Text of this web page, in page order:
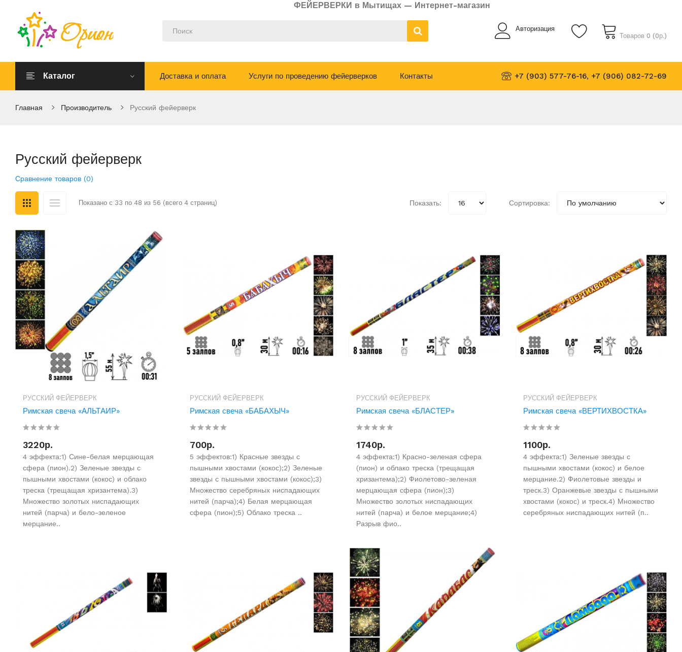
ФЕЙЕРВЕРКИ в Мытищах — Интернет-магазин
Авторизация
Товаров 0 (0р.)
Каталог Доставка и оплата Услуги по проведению фейерверков Контакты +7 (903) 577-76-16, +7 (906) 082-72-69
Главная Производитель Русский фейерверк
Русский фейерверк
Сравнение товаров (0)
Показано с 33 по 48 из 56 (всего 4 страниц) Сортировка:
Показать:
РУССКИЙ ФЕЙЕРВЕРК
Римская свеча «АЛЬТАИР»
3220р.
4 эффекта:1) Сине-белая мерцающая
сфера (пион).2) Зеленые звезды с
пышными хвостами (кокос) и облако
треска (трещащая хризантема).3)
Множество золотых ниспадающих
нитей (парча) и бело-зеленое
мерцание..
РУССКИЙ ФЕЙЕРВЕРК
Римская свеча «БАБАХЫЧ»
700р.
5 эффектов:1) Красные звезды с
пышными хвостами (кокос);2) Зеленые
звезды с пышными хвостами (кокос);3)
Множество серебряных ниспадающих
нитей (парча);4) Белая мерцающая
сфера (пион);5) Облако треска ..
РУССКИЙ ФЕЙЕРВЕРК
Римская свеча «БЛАСТЕР»
1740р.
4 эффекта:1) Красно-зеленая сфера
(пион) и облако треска (трещащая
хризантема);2) Фиолетово-зеленая
мерцающая сфера (пион);3)
Множество золотых ниспадающих
нитей (парча) и белое мерцание;4)
Разрыв фио..
РУССКИЙ ФЕЙЕРВЕРК
Римская свеча «ВЕРТИХВОСТКА»
1100р.
4 эффекта:1) Зеленые звезды с
пышными хвостами (кокос) и белое
мерцание.2) Фиолетовые звезды и
треск.3) Оранжевые звезды с пышными
хвостами (кокос) и треск.4) Множество
серебряных ниспадающих нитей (п..